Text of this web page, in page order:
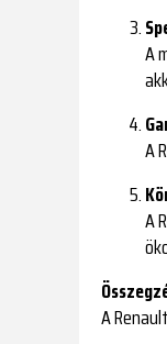
A
A
A
A